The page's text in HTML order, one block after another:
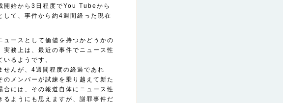
開始から3日程度でYou Tubeから
して、事件から約4週間経った現在
ースとして価値を持つかどうかの
務上は、最近の事件でニュース性
るようです。
せんが、4週間程度の経過であれ
メンバーが試練を乗り越えて新た
には、その報道自体にニュース性
ようにも思えますが、謝罪事件だ